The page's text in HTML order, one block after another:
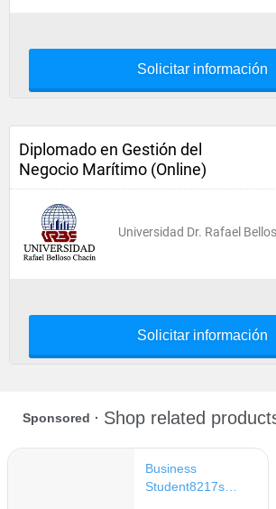
Solicitar información
Diplomado en Gestión del
Negocio Marítimo (Online)
Universidad Dr. Rafael
Solicitar información